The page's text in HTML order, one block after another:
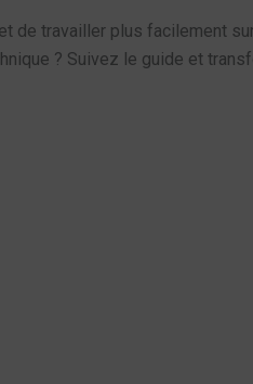
de travailler plus facilement
? Suivez le guide et